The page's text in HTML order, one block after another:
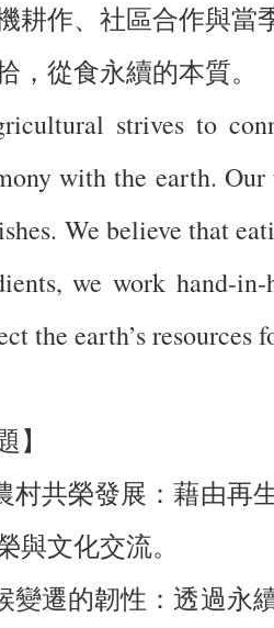
耕作、社區合作與
，從食永續的本質。
strives to
with the earth. Our
We believe that
we work hand-
the earth’s
】
村共榮發展：藉由再
與文化交流。
變遷的韌性：透過永